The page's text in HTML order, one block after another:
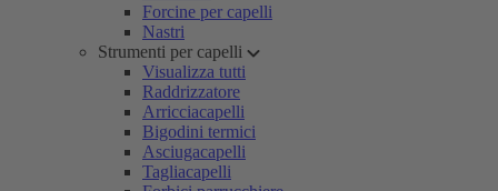
Forcine per capelli
Nastri
Strumenti per capelli
Visualizza tutti
Raddrizzatore
Arricciacapelli
Bigodini termici
Asciugacapelli
Tagliacapelli